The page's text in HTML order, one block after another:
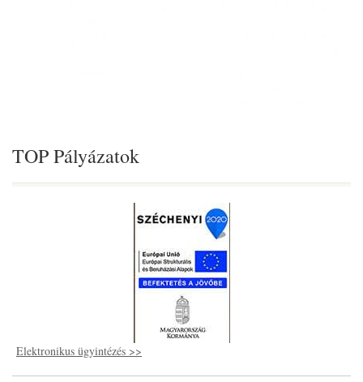
TOP Pályázatok
Elektronikus ügyintézés >>